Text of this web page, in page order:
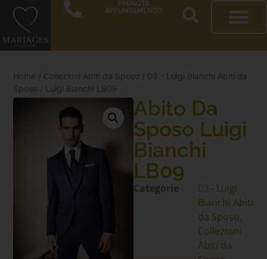
PRENOTA
APPUNTAMENTO
Home / Collezioni Abiti da Sposo / 03 - Luigi Bianchi Abiti da
Sposo / Luigi Bianchi LB09
Abito Da
Sposo Luigi
Bianchi
LB09
Categorie
03 - Luigi
Bianchi Abiti
da Sposo
Collezioni
Abiti da